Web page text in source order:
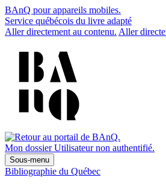
BAnQ pour appareils mobiles.
Service québécois du livre adapté
Aller directement au contenu. Aller
Mon dossier Utilisateur non authentifié.
Sous-menu
Bibliographie du Québec